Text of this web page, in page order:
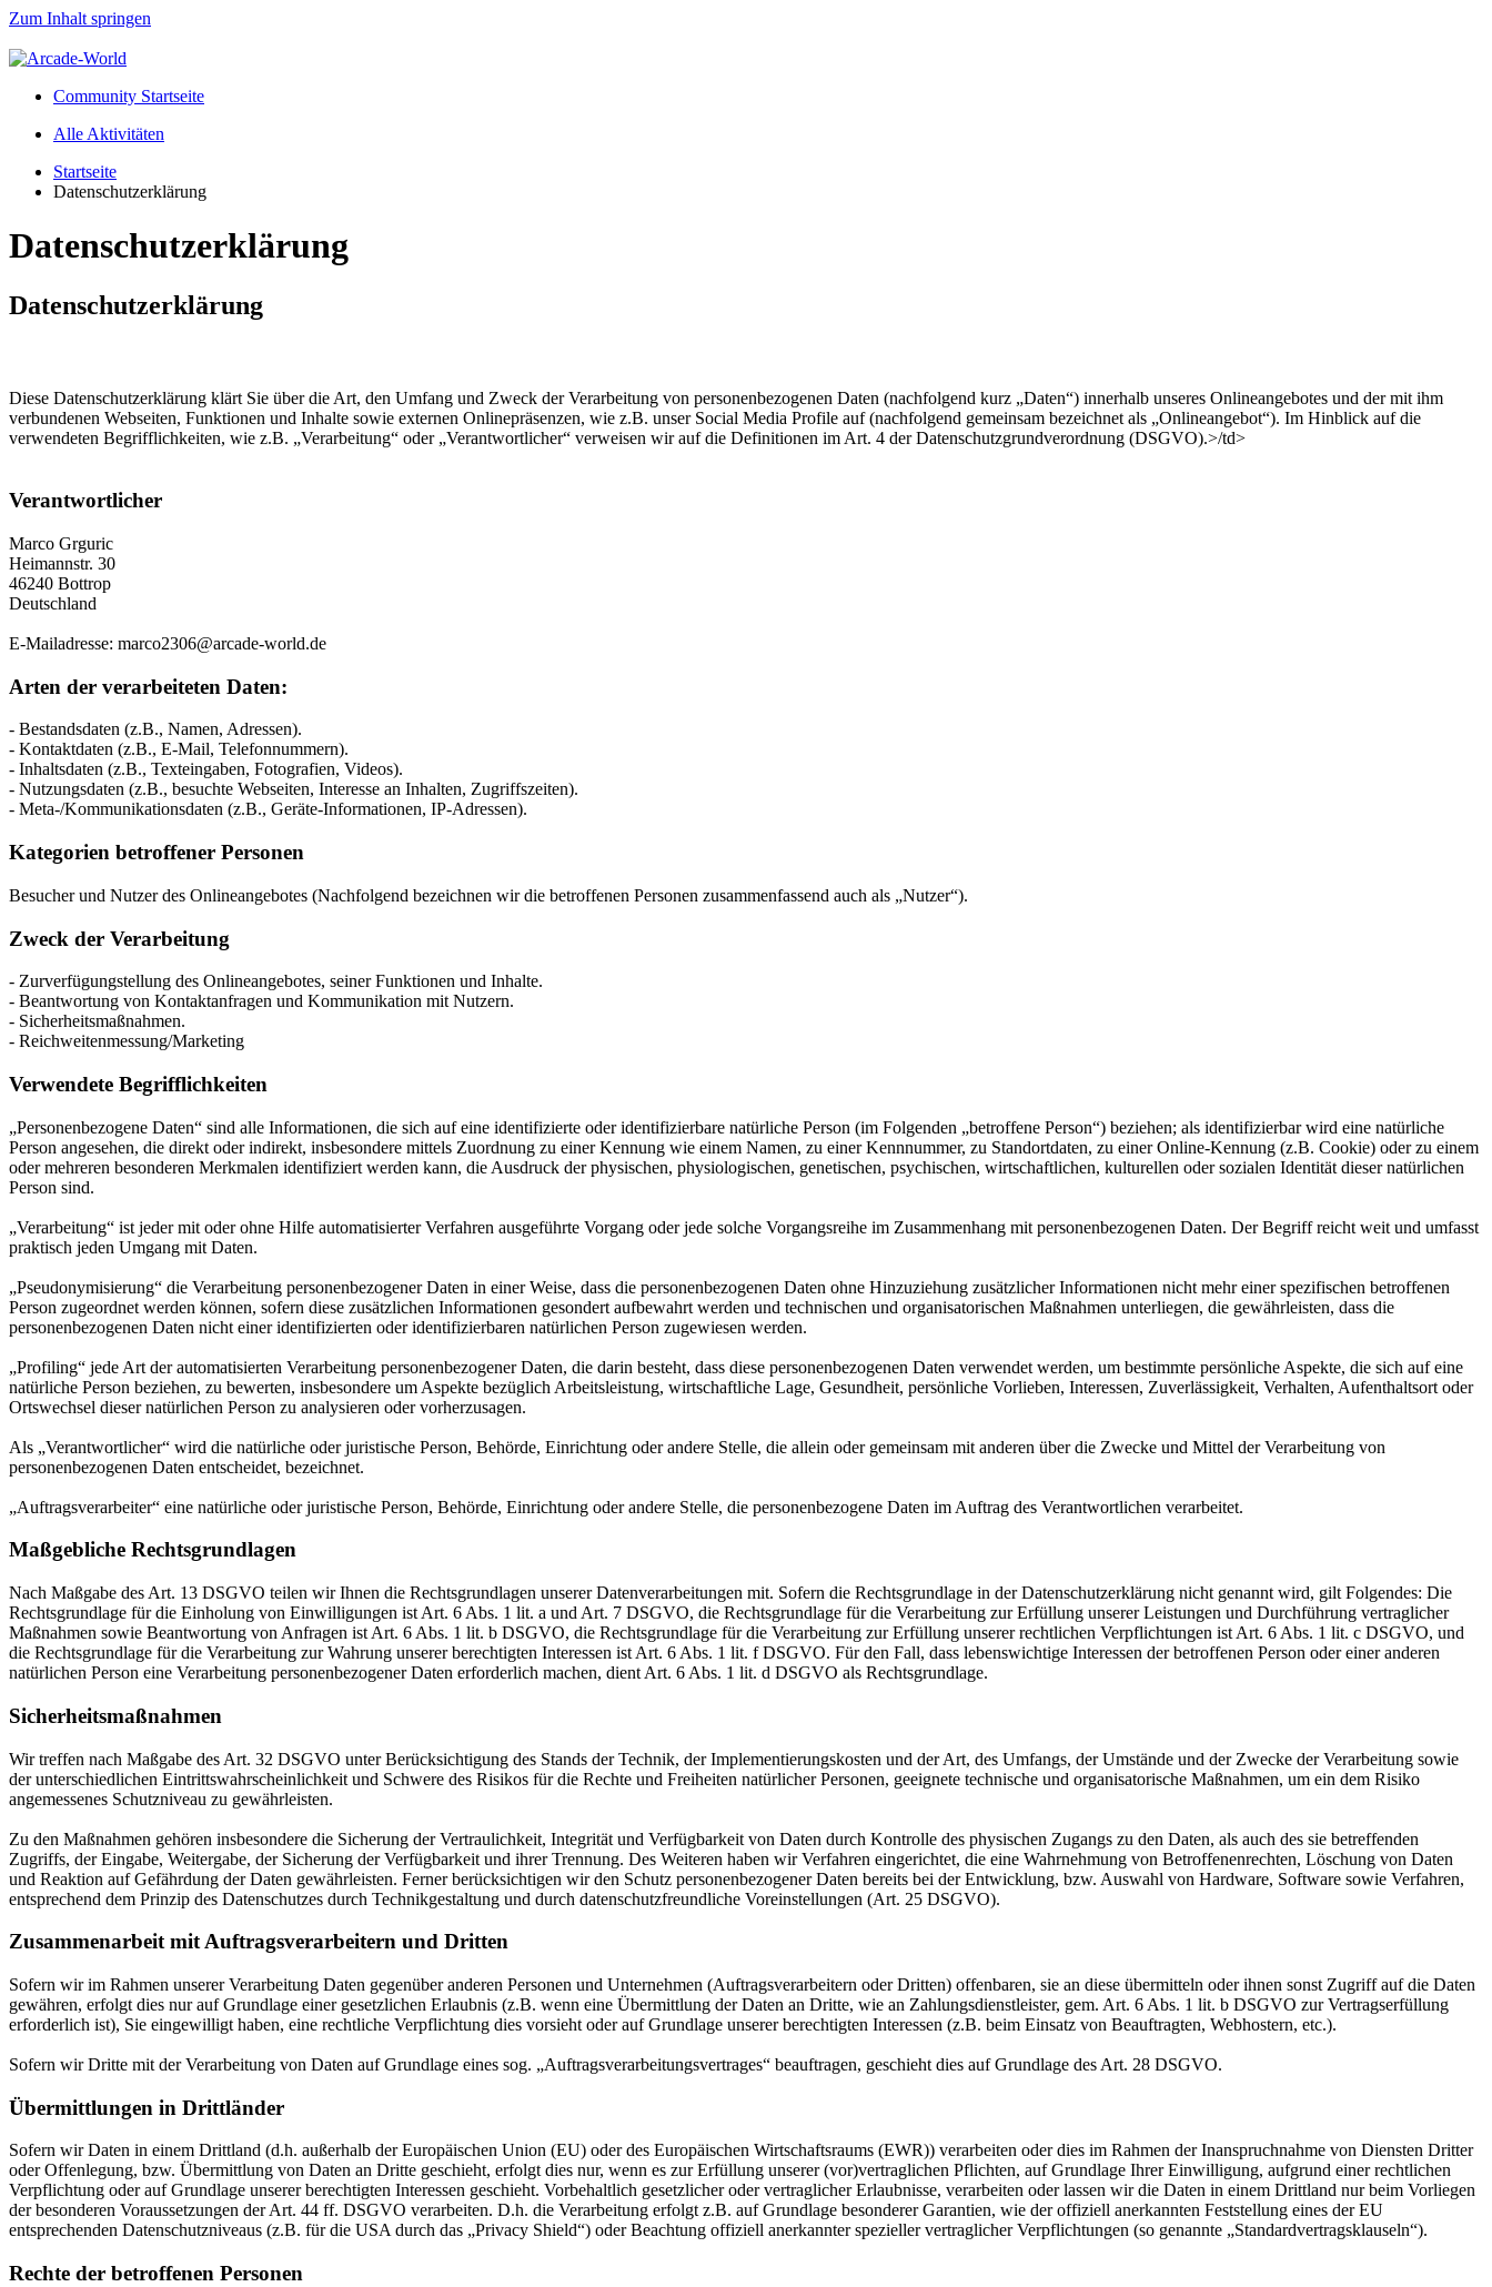
Zum Inhalt springen
Community Startseite
Alle Aktivitäten
Startseite
Datenschutzerklärung
Datenschutzerklärung
Datenschutzerklärung
Diese Datenschutzerklärung klärt Sie über die Art, den Umfang und Zweck der Verarbeitung von personenbezogenen Daten (nachfolgend kurz „Daten“) innerhalb unseres Onlineangebotes und der mit ihm
verbundenen Webseiten, Funktionen und Inhalte sowie externen Onlinepräsenzen, wie z.B. unser Social Media Profile auf (nachfolgend gemeinsam bezeichnet als „Onlineangebot“). Im Hinblick auf die
verwendeten Begrifflichkeiten, wie z.B. „Verarbeitung“ oder „Verantwortlicher“ verweisen wir auf die Definitionen im Art. 4 der Datenschutzgrundverordnung (DSGVO).>/td>
Verantwortlicher
Marco Grguric
Heimannstr. 30
46240 Bottrop
Deutschland
E-Mailadresse: marco2306@arcade-world.de
Arten der verarbeiteten Daten:
- Bestandsdaten (z.B., Namen, Adressen).
- Kontaktdaten (z.B., E-Mail, Telefonnummern).
- Inhaltsdaten (z.B., Texteingaben, Fotografien, Videos).
- Nutzungsdaten (z.B., besuchte Webseiten, Interesse an Inhalten, Zugriffszeiten).
- Meta-/Kommunikationsdaten (z.B., Geräte-Informationen, IP-Adressen).
Kategorien betroffener Personen
Besucher und Nutzer des Onlineangebotes (Nachfolgend bezeichnen wir die betroffenen Personen zusammenfassend auch als „Nutzer“).
Zweck der Verarbeitung
- Zurverfügungstellung des Onlineangebotes, seiner Funktionen und Inhalte.
- Beantwortung von Kontaktanfragen und Kommunikation mit Nutzern.
- Sicherheitsmaßnahmen.
- Reichweitenmessung/Marketing
Verwendete Begrifflichkeiten
„Personenbezogene Daten“ sind alle Informationen, die sich auf eine identifizierte oder identifizierbare natürliche Person (im Folgenden „betroffene Person“) beziehen; als identifizierbar wird eine natürliche
Person angesehen, die direkt oder indirekt, insbesondere mittels Zuordnung zu einer Kennung wie einem Namen, zu einer Kennnummer, zu Standortdaten, zu einer Online-Kennung (z.B. Cookie) oder zu einem
oder mehreren besonderen Merkmalen identifiziert werden kann, die Ausdruck der physischen, physiologischen, genetischen, psychischen, wirtschaftlichen, kulturellen oder sozialen Identität dieser natürlichen
Person sind.
„Verarbeitung“ ist jeder mit oder ohne Hilfe automatisierter Verfahren ausgeführte Vorgang oder jede solche Vorgangsreihe im Zusammenhang mit personenbezogenen Daten. Der Begriff reicht weit und umfasst
praktisch jeden Umgang mit Daten.
„Pseudonymisierung“ die Verarbeitung personenbezogener Daten in einer Weise, dass die personenbezogenen Daten ohne Hinzuziehung zusätzlicher Informationen nicht mehr einer spezifischen betroffenen
Person zugeordnet werden können, sofern diese zusätzlichen Informationen gesondert aufbewahrt werden und technischen und organisatorischen Maßnahmen unterliegen, die gewährleisten, dass die
personenbezogenen Daten nicht einer identifizierten oder identifizierbaren natürlichen Person zugewiesen werden.
„Profiling“ jede Art der automatisierten Verarbeitung personenbezogener Daten, die darin besteht, dass diese personenbezogenen Daten verwendet werden, um bestimmte persönliche Aspekte, die sich auf eine
natürliche Person beziehen, zu bewerten, insbesondere um Aspekte bezüglich Arbeitsleistung, wirtschaftliche Lage, Gesundheit, persönliche Vorlieben, Interessen, Zuverlässigkeit, Verhalten, Aufenthaltsort oder
Ortswechsel dieser natürlichen Person zu analysieren oder vorherzusagen.
Als „Verantwortlicher“ wird die natürliche oder juristische Person, Behörde, Einrichtung oder andere Stelle, die allein oder gemeinsam mit anderen über die Zwecke und Mittel der Verarbeitung von
personenbezogenen Daten entscheidet, bezeichnet.
„Auftragsverarbeiter“ eine natürliche oder juristische Person, Behörde, Einrichtung oder andere Stelle, die personenbezogene Daten im Auftrag des Verantwortlichen verarbeitet.
Maßgebliche Rechtsgrundlagen
Nach Maßgabe des Art. 13 DSGVO teilen wir Ihnen die Rechtsgrundlagen unserer Datenverarbeitungen mit. Sofern die Rechtsgrundlage in der Datenschutzerklärung nicht genannt wird, gilt Folgendes: Die
Rechtsgrundlage für die Einholung von Einwilligungen ist Art. 6 Abs. 1 lit. a und Art. 7 DSGVO, die Rechtsgrundlage für die Verarbeitung zur Erfüllung unserer Leistungen und Durchführung vertraglicher
Maßnahmen sowie Beantwortung von Anfragen ist Art. 6 Abs. 1 lit. b DSGVO, die Rechtsgrundlage für die Verarbeitung zur Erfüllung unserer rechtlichen Verpflichtungen ist Art. 6 Abs. 1 lit. c DSGVO, und
die Rechtsgrundlage für die Verarbeitung zur Wahrung unserer berechtigten Interessen ist Art. 6 Abs. 1 lit. f DSGVO. Für den Fall, dass lebenswichtige Interessen der betroffenen Person oder einer anderen
natürlichen Person eine Verarbeitung personenbezogener Daten erforderlich machen, dient Art. 6 Abs. 1 lit. d DSGVO als Rechtsgrundlage.
Sicherheitsmaßnahmen
Wir treffen nach Maßgabe des Art. 32 DSGVO unter Berücksichtigung des Stands der Technik, der Implementierungskosten und der Art, des Umfangs, der Umstände und der Zwecke der Verarbeitung sowie
der unterschiedlichen Eintrittswahrscheinlichkeit und Schwere des Risikos für die Rechte und Freiheiten natürlicher Personen, geeignete technische und organisatorische Maßnahmen, um ein dem Risiko
angemessenes Schutzniveau zu gewährleisten.
Zu den Maßnahmen gehören insbesondere die Sicherung der Vertraulichkeit, Integrität und Verfügbarkeit von Daten durch Kontrolle des physischen Zugangs zu den Daten, als auch des sie betreffenden
Zugriffs, der Eingabe, Weitergabe, der Sicherung der Verfügbarkeit und ihrer Trennung. Des Weiteren haben wir Verfahren eingerichtet, die eine Wahrnehmung von Betroffenenrechten, Löschung von Daten
und Reaktion auf Gefährdung der Daten gewährleisten. Ferner berücksichtigen wir den Schutz personenbezogener Daten bereits bei der Entwicklung, bzw. Auswahl von Hardware, Software sowie Verfahren,
entsprechend dem Prinzip des Datenschutzes durch Technikgestaltung und durch datenschutzfreundliche Voreinstellungen (Art. 25 DSGVO).
Zusammenarbeit mit Auftragsverarbeitern und Dritten
Sofern wir im Rahmen unserer Verarbeitung Daten gegenüber anderen Personen und Unternehmen (Auftragsverarbeitern oder Dritten) offenbaren, sie an diese übermitteln oder ihnen sonst Zugriff auf die Daten
gewähren, erfolgt dies nur auf Grundlage einer gesetzlichen Erlaubnis (z.B. wenn eine Übermittlung der Daten an Dritte, wie an Zahlungsdienstleister, gem. Art. 6 Abs. 1 lit. b DSGVO zur Vertragserfüllung
erforderlich ist), Sie eingewilligt haben, eine rechtliche Verpflichtung dies vorsieht oder auf Grundlage unserer berechtigten Interessen (z.B. beim Einsatz von Beauftragten, Webhostern, etc.).
Sofern wir Dritte mit der Verarbeitung von Daten auf Grundlage eines sog. „Auftragsverarbeitungsvertrages“ beauftragen, geschieht dies auf Grundlage des Art. 28 DSGVO.
Übermittlungen in Drittländer
Sofern wir Daten in einem Drittland (d.h. außerhalb der Europäischen Union (EU) oder des Europäischen Wirtschaftsraums (EWR)) verarbeiten oder dies im Rahmen der Inanspruchnahme von Diensten Dritter
oder Offenlegung, bzw. Übermittlung von Daten an Dritte geschieht, erfolgt dies nur, wenn es zur Erfüllung unserer (vor)vertraglichen Pflichten, auf Grundlage Ihrer Einwilligung, aufgrund einer rechtlichen
Verpflichtung oder auf Grundlage unserer berechtigten Interessen geschieht. Vorbehaltlich gesetzlicher oder vertraglicher Erlaubnisse, verarbeiten oder lassen wir die Daten in einem Drittland nur beim Vorliegen
der besonderen Voraussetzungen der Art. 44 ff. DSGVO verarbeiten. D.h. die Verarbeitung erfolgt z.B. auf Grundlage besonderer Garantien, wie der offiziell anerkannten Feststellung eines der EU
entsprechenden Datenschutzniveaus (z.B. für die USA durch das „Privacy Shield“) oder Beachtung offiziell anerkannter spezieller vertraglicher Verpflichtungen (so genannte „Standardvertragsklauseln“).
Rechte der betroffenen Personen